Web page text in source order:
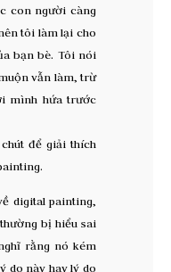
con người càng
tôi làm lại cho
bạn bè. Tôi nói
vẫn làm, trừ
mình hứa trước
để giải thích
digital painting,
bị hiểu sai
rằng nó kém
do này hay lý do